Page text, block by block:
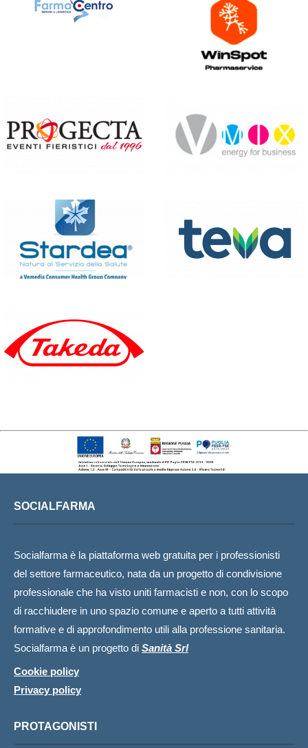
SOCIALFARMA
Socialfarma è la piattaforma web gratuita per i professionisti
del settore farmaceutico, nata da un progetto di condivisione
professionale che ha visto uniti farmacisti e non, con lo scopo
di racchiudere in uno spazio comune e aperto a tutti attività
formative e di approfondimento utili alla professione sanitaria.
Socialfarma è un progetto di Sanità Srl
Cookie policy
Privacy policy
PROTAGONISTI